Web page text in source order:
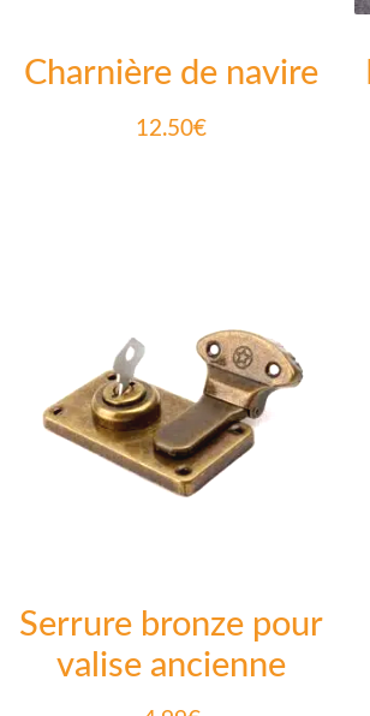
Charnière de navire
12.50€
Serrure bronze pour
valise ancienne